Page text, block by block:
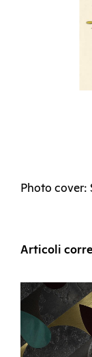
Photo cover:
Articoli